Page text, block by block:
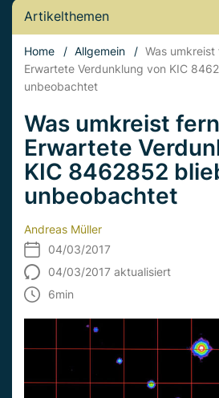
Artikelthemen
Home / Allgemein / Was
Erwartete Verdunklung von KIC
unbeobachtet
Was umkreist
Erwartete
KIC 8462852
unbeobachtet
Andreas Müller
04/03/2017
04/03/2017 aktualisiert
6min